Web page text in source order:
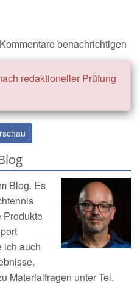
benachrichtigen
redaktioneller Prüfung
Blog. Es
Produkte
ich auch
Materialfragen unter Tel.